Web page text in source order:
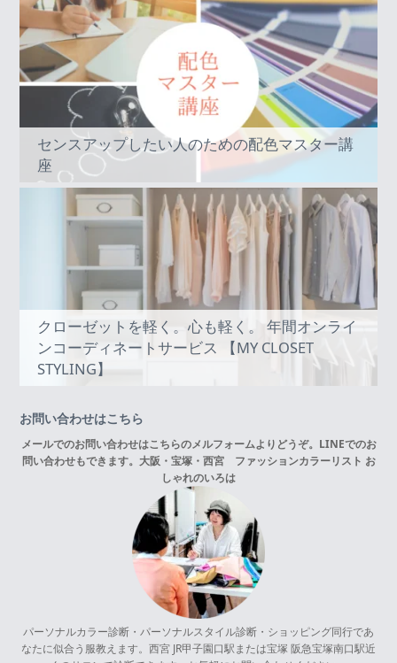
センスアップしたい人のための配色マスター講
座
クローゼットを軽く。心も軽く。 年間オンライ
ンコーディネートサービス 【MY CLOSET
STYLING】
お問い合わせはこちら
メールでのお問い合わせはこちらのメルフォームよりどうぞ。LINEでのお
問い合わせもできます。 大阪・宝塚・西宮 ファッションカラーリスト お
しゃれのいろは
パーソナルカラー診断・パーソナルスタイル診断・ショッピング同行であ
なたに似合う服教えます。西宮 JR甲子園口駅または宝塚 阪急宝塚南口駅近